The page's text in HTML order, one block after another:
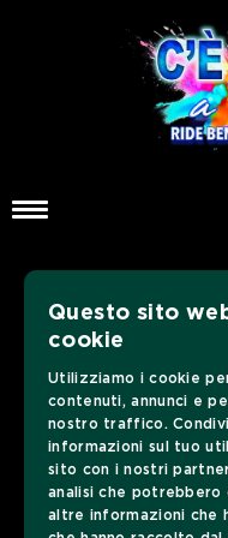
Questo sito
cookie
Utilizziamo i cookie
contenuti, annunci e
nostro traffico.
informazioni sul tuo
sito con i nostri
analisi che potrebbero
altre informazioni che